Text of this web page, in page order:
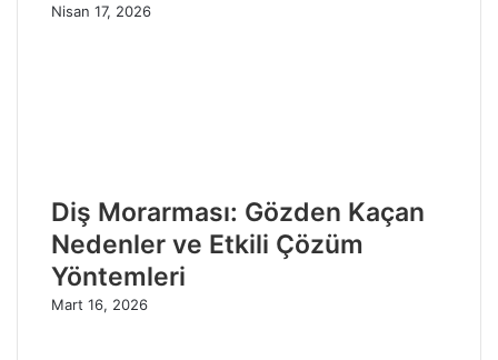
Nisan 17, 2026
Diş Morarması: Gözden Kaçan
Nedenler ve Etkili Çözüm
Yöntemleri
Mart 16, 2026